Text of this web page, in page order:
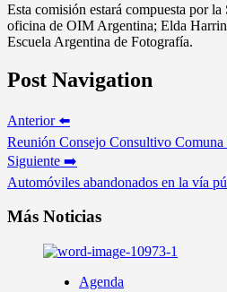
Esta comisión estará compuesta por
oficina de OIM Argentina; Elda
Escuela Argentina de Fotografía.
Post Navigation
Anterior ⬅️
Reunión Consejo Consultivo Comuna
Siguiente ➡️
Automóviles abandonados en la vía
Más Noticias
Agenda